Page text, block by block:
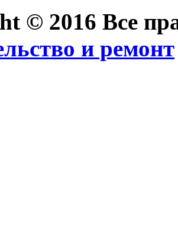
© 2016 Все
и ремонт